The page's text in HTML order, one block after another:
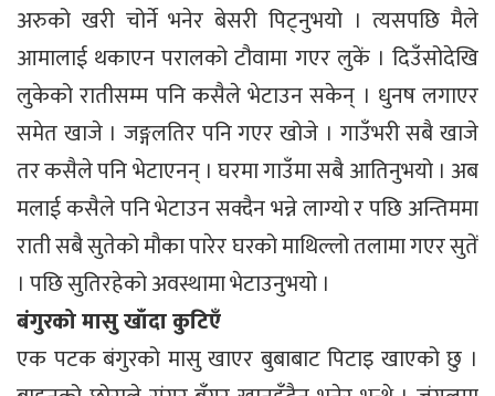
अरुको खरी चोर्ने भनेर बेसरी पिट्नुभयो । त्यसपछि मैले
आमालाई थकाएन परालको टौवामा गएर लुकें । दिउँसोदेखि
लुकेको रातीसम्म पनि कसैले भेटाउन सकेन् । धुनष लगाएर
समेत खाजे । जङ्गलतिर पनि गएर खोजे । गाउँभरी सबै खाजे
तर कसैले पनि भेटाएनन् । घरमा गाउँमा सबै आतिनुभयो । अब
मलाई कसैले पनि भेटाउन सक्दैन भन्ने लाग्यो र पछि अन्तिममा
राती सबै सुतेको मौका पारेर घरको माथिल्लो तलामा गएर सुतें
। पछि सुतिरहेको अवस्थामा भेटाउनुभयो ।
बंगुरको मासु खाँदा कुटिएँ
एक पटक बंगुरको मासु खाएर बुबाबाट पिटाइ खाएको छु ।